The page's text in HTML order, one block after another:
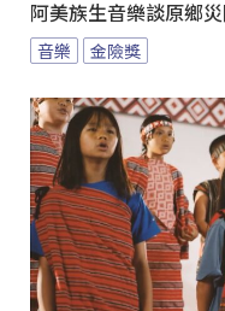
阿美族生音樂談原鄉
音樂 金險獎